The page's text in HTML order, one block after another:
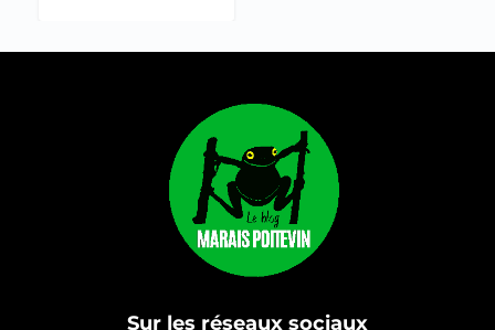
Sur les réseaux sociaux